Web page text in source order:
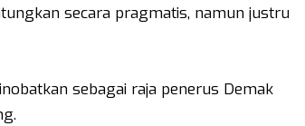
secara pragmatis, namun justru
sebagai raja penerus Demak